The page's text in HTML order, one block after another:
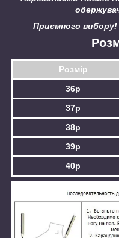
Приємного
Розмір
36р
37р
38р
39р
40р